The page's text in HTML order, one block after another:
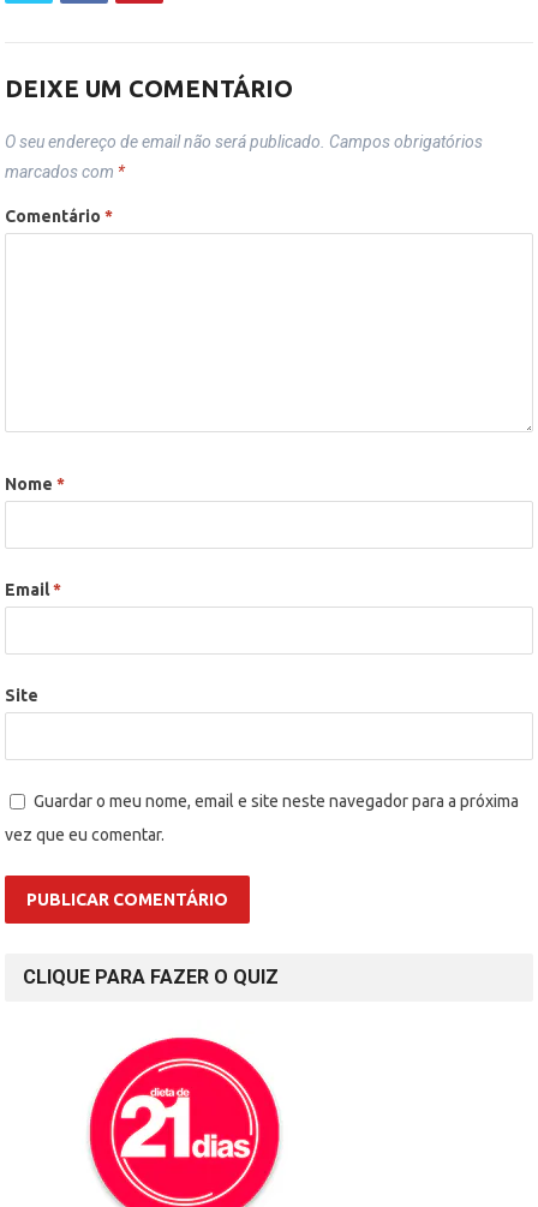
DEIXE UM COMENTÁRIO
O seu endereço de email não será publicado. Campos obrigatórios
marcados com *
Comentário*
Nome*
Email*
Site
Guardar o meu nome, email e site neste navegador para a próxima
vez que eu comentar.
CLIQUE PARA FAZER O QUIZ